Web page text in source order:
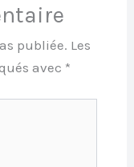
publiée. Les
avec *